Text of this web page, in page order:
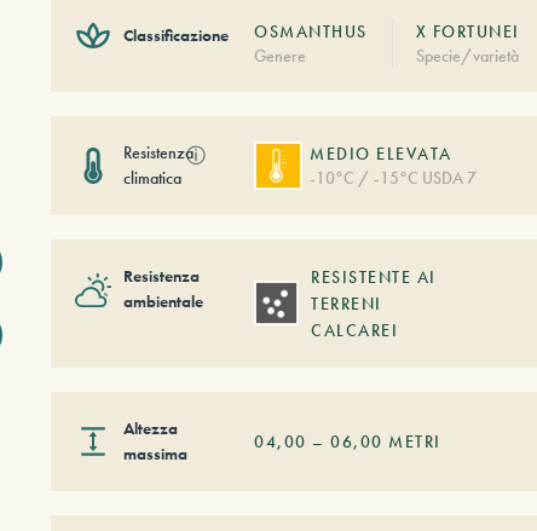
Classificazione
OSMANTHUS
Genere
X FORTUNEI
Specie/varietà
Resistenza
climatica
ⓘ
MEDIO ELEVATA
-10°C / -15°C USDA 7
Resistenza
ambientale
RESISTENTE AI
TERRENI
CALCAREI
Altezza
massima
04,00 –06,00 METRI